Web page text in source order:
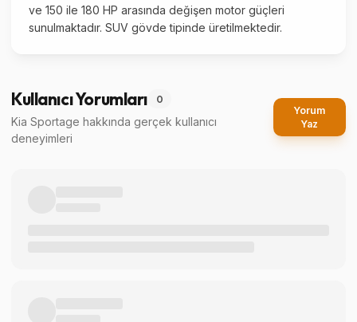
ve 150 ile 180 HP arasında değişen motor güçleri
sunulmaktadır. SUV gövde tipinde üretilmektedir.
Kullanıcı Yorumları 0
Kia Sportage hakkında gerçek kullanıcı
deneyimleri
Yorum
Yaz